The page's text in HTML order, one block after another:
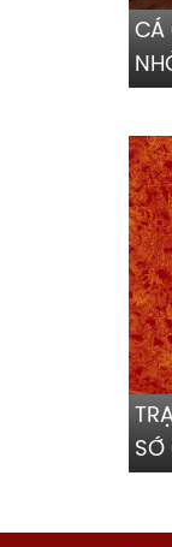
CÁ
SỚ
SỚ